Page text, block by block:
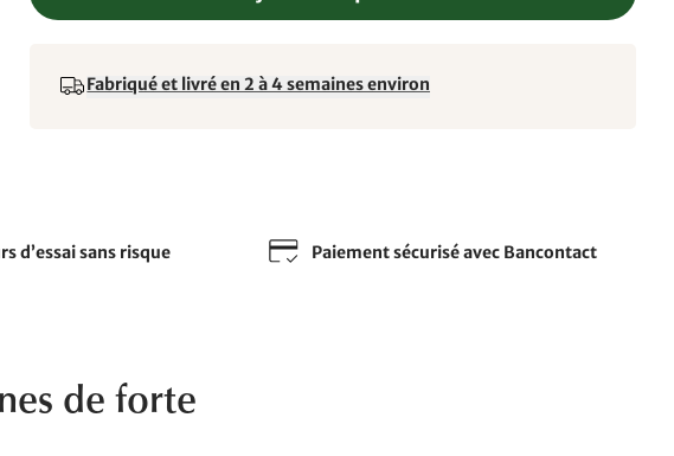
Fabriqué et livré en 2 à 4 semaines environ
d’essai sans risque Paiement sécurisé avec Bancontact
de forte